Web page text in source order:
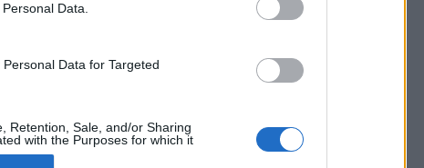
Data.
Data for Targeted
Retention, Sale, and/or Sharing
with the Purposes for which it